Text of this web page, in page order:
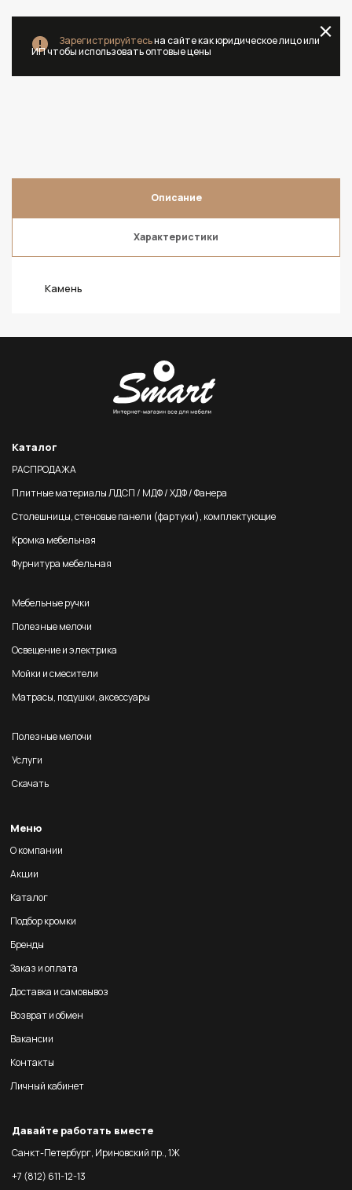
Зарегистрируйтесьна сайте как юридическое лицо или
ИП чтобы использовать оптовые цены
Описание
Характеристики
Камень
Каталог
РАСПРОДАЖА
Плитные материалы ЛДСП / МДФ / ХДФ / Фанера
Столешницы, стеновые панели (фартуки), комплектующие
Кромка мебельная
Фурнитура мебельная
Мебельные ручки
Полезные мелочи
Освещение и электрика
Мойки и смесители
Матрасы, подушки, аксессуары
Полезные мелочи
Услуги
Скачать
Меню
О компании
Акции
Каталог
Подбор кромки
Бренды
Заказ и оплата
Доставка и самовывоз
Возврат и обмен
Вакансии
Контакты
Личный кабинет
Давайте работать вместе
Санкт-Петербург, Ириновский пр., 1Ж
+7 (812) 611-12-13